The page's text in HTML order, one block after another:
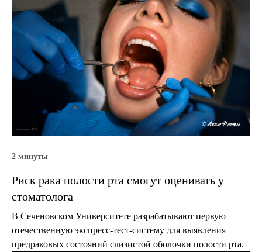
2 минуты
Риск рака полости рта смогут оценивать у
стоматолога
В Сеченовском Университете разрабатывают первую
отечественную экспресс-тест-систему для выявления
предраковых состояний слизистой оболочки полости рта.